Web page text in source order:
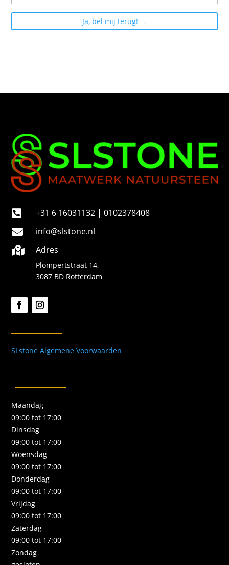
o
e

+31 6 16031132 | 0102378408

info@slstone.nl

Adres
Plompertstraat 14,
3087 BD Rotterdam
SLstone Algemene Voorwaarden
Maandag
09:00 tot 17:00
Dinsdag
09:00 tot 17:00
Woensdag
09:00 tot 17:00
Donderdag
09:00 tot 17:00
Vrijdag
09:00 tot 17:00
Zaterdag
09:00 tot 17:00
Zondag